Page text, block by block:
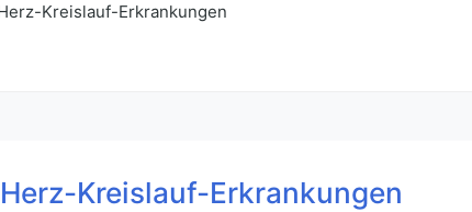
Kreislauf-Erkrankungen
Kreislauf-Erkrankungen